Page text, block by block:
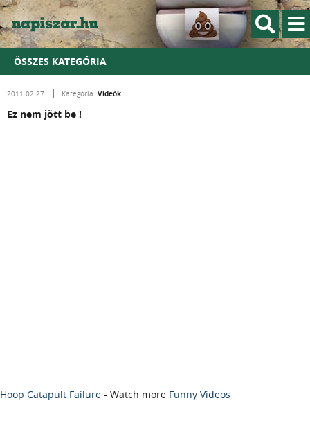
ÖSSZES KATEGÓRIA
2011.02.27. Kategória: Videók
Ez nem jött be !
Hoop Catapult Failure - Watch more Funny Videos